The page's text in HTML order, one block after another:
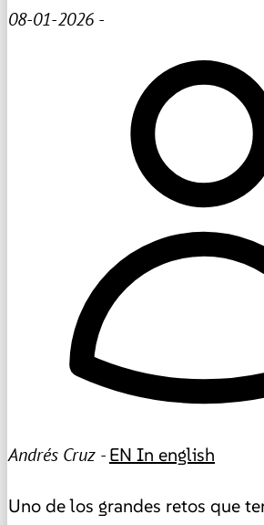
08-01-2026 -
Andrés Cruz -EN In english
Uno de los grandes retos que